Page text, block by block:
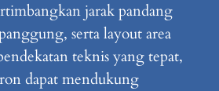
jarak pandang
serta layout area
teknis yang tepat,
dapat mendukung